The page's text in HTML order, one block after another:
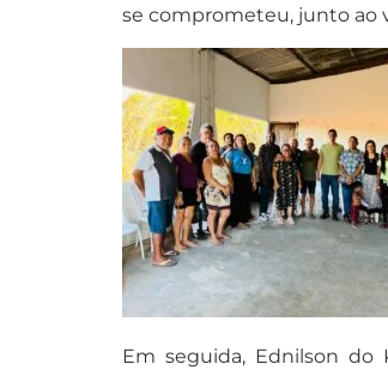
se comprometeu, junto ao
Em seguida, Ednilson do